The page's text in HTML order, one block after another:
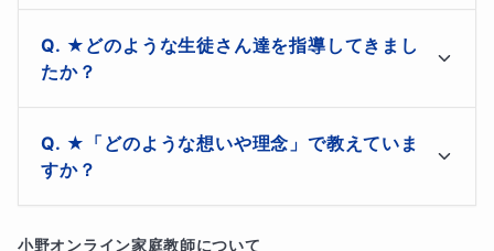
★ギフテッド④ 独創的なアイデアと高度な問題解決力
ギフテッドの子ども達は、物事を深く考えることができる
事には高い集中力で複雑な概念を理解することが得意で
・１人１人の才能を開花させる「個別最適化学習」
・短時間の集中力活用「マイクロラーニング手法」
・ゲーム感覚で楽しく「インタラクティブ学習」
・「教科横断型学習」で主要５教科のつながりも
・「STEAM教育」で論理的思考力・問題解決力向上
・「スモールステップ学習法」で効率的レベルアップ
・「志望校別対策」も得意。どこよりも詳しく解説
●最近５年間の受験合格率 97％以上
●豊富な指導実績 25年 1200名以上
いろいろなケースの経験がありますので、どうぞ遠慮な
くお気軽にご相談ください。
ご質問ありがとうございます。
以下に掲載させて頂きます。
・子どもが家で自主的に勉強しない…
・塾、通信教育、家庭教師で成績ダウン…
・勉強時間は長いのに、結果が出ない…
・苦手教科があり、ずっと克服できない…
★どのような生徒さん達を指導してきまし
たか？
ご感想を一部を掲載致します。
・授業後、娘の第一声が
「こんな解き方知らなかった〜！」
と 目を輝かせて教えてくれました。
★「どのような想いや理念」で教えていま
すか？
小野オンライン家庭教師について